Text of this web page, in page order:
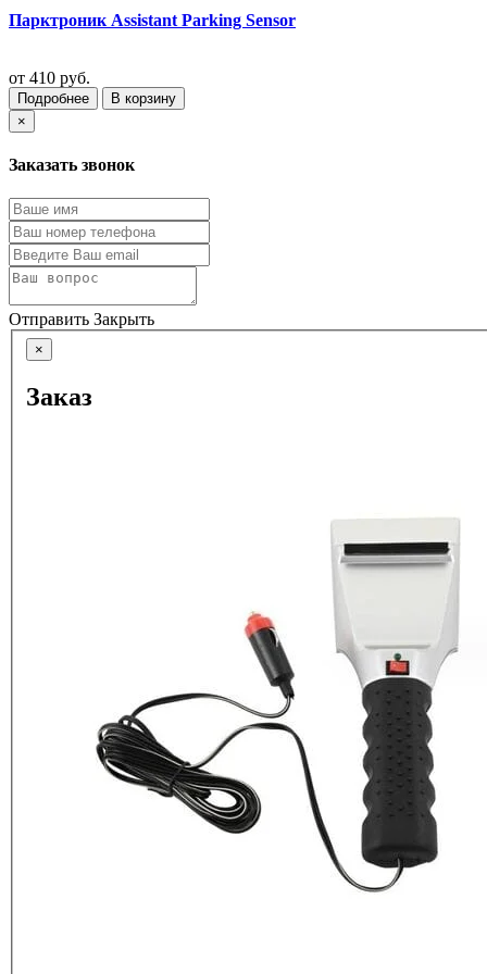
Парктроник Assistant Parking Sensor
от 410 руб.
Подробнее
В корзину
×
Заказать звонок
Отправить Закрыть
×
Заказ